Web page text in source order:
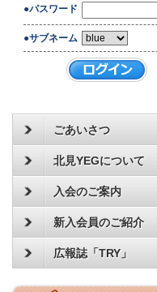
●パスワード
●サブネーム
ごあいさつ
北見YEGについて
入会のご案内
新入会員のご紹介
広報誌「TRY」